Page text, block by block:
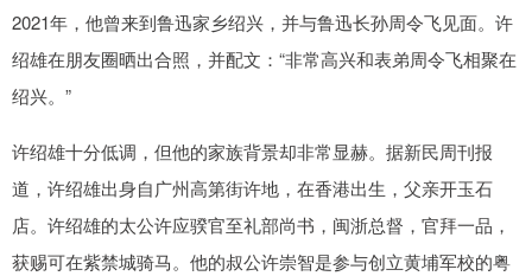
2021年，他曾来到鲁迅家乡绍兴，并与鲁迅长孙周令飞见面。许
绍雄在朋友圈晒出合照，并配文：“非常高兴和表弟周令飞相聚在
绍兴。”
许绍雄十分低调，但他的家族背景却非常显赫。据新民周刊报
道，许绍雄出身自广州高第街许地，在香港出生，父亲开玉石
店。许绍雄的太公许应骙官至礼部尚书，闽浙总督，官拜一品，
获赐可在紫禁城骑马。他的叔公许崇智是参与创立黄埔军校的粤